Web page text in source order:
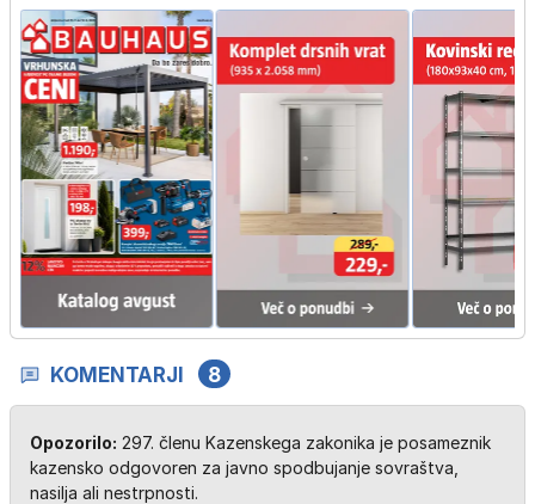
KOMENTARJI 8
Opozorilo: 297. členu Kazenskega zakonika je posameznik
kazensko odgovoren za javno spodbujanje sovraštva,
nasilja ali nestrpnosti.